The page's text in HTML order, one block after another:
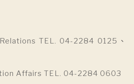
TEL. 04-2284 0125、
Affairs TEL. 04-2284 0603